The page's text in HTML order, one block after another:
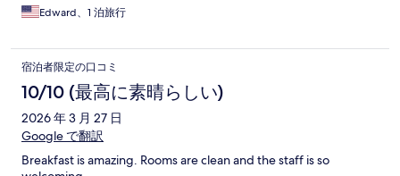
Edward、1 泊旅行
宿泊者限定の口コミ
10/10 (最高に素晴らしい)
2026 年 3 月 27 日
Google で翻訳
Breakfast is amazing. Rooms are clean and the staff is so